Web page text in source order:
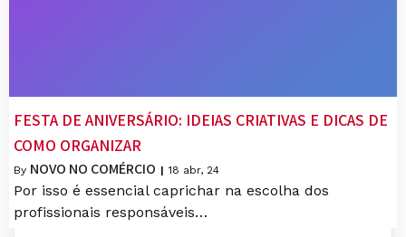
FESTA DE ANIVERSÁRIO: IDEIAS CRIATIVAS E DICAS DE
COMO ORGANIZAR
By NOVO NO COMÉRCIO | 18 abr, 24
Por isso é essencial caprichar na escolha dos
profissionais responsáveis…